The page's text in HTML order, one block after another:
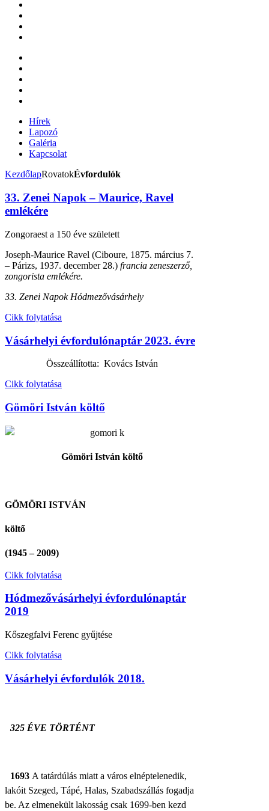
Hírek
Lapozó
Galéria
Kapcsolat
KezdőlapRovatokÉvfordulók
33. Zenei Napok – Maurice, Ravel
emlékére
Zongoraest a 150 éve született
Joseph-Maurice Ravel (Ciboure, 1875. március 7.
– Párizs, 1937. december 28.) francia zeneszerző,
zongorista emlékére.
33. Zenei Napok Hódmezővásárhely
Cikk folytatása
Vásárhelyi évfordulónaptár 2023. évre
Összeállította: Kovács István
Cikk folytatása
Gömöri István költő
Gömöri István költő
GÖMÖRI ISTVÁN
költő
(1945 – 2009)
Cikk folytatása
Hódmezővásárhelyi évfordulónaptár
2019
Kőszegfalvi Ferenc gyűjtése
Cikk folytatása
Vásárhelyi évfordulók 2018.
325 ÉVE TÖRTÉNT
1693 A tatárdúlás miatt a város elnéptelenedik,
lakóit Szeged, Tápé, Halas, Szabadszállás fogadja
be. Az elmenekült lakosság csak 1699-ben kezd